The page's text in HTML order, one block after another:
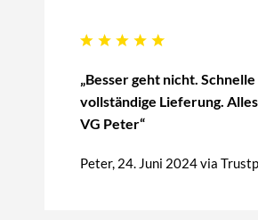
„Besser geht nicht. Schnelle
vollständige Lieferung.
VG Peter“
Peter, 24. Juni 2024 via